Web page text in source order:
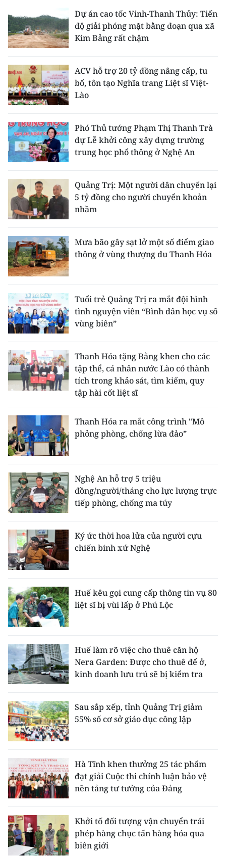
Dự án cao tốc Vinh-Thanh Thủy: Tiến
độ giải phóng mặt bằng đoạn qua xã
Kim Bảng rất chậm
ACV hỗ trợ 20 tỷ đồng nâng cấp, tu
bổ, tôn tạo Nghĩa trang Liệt sĩ Việt-
Lào
Phó Thủ tướng Phạm Thị Thanh Trà
dự Lễ khởi công xây dựng trường
trung học phổ thông ở Nghệ An
Quảng Trị: Một người dân chuyển lại
5 tỷ đồng cho người chuyển khoản
nhầm
Mưa bão gây sạt lở một số điểm giao
thông ở vùng thượng du Thanh Hóa
Tuổi trẻ Quảng Trị ra mắt đội hình
tình nguyện viên “Bình dân học vụ số
vùng biên”
Thanh Hóa tặng Bằng khen cho các
tập thể, cá nhân nước Lào có thành
tích trong khảo sát, tìm kiếm, quy
tập hài cốt liệt sĩ
Thanh Hóa ra mắt công trình "Mô
phỏng phòng, chống lừa đảo”
Nghệ An hỗ trợ 5 triệu
đồng/người/tháng cho lực lượng trực
tiếp phòng, chống ma túy
Ký ức thời hoa lửa của người cựu
chiến binh xứ Nghệ
Huế kêu gọi cung cấp thông tin vụ 80
liệt sĩ bị vùi lấp ở Phú Lộc
Huế làm rõ việc cho thuê căn hộ
Nera Garden: Được cho thuê để ở,
kinh doanh lưu trú sẽ bị kiểm tra
Sau sắp xếp, tỉnh Quảng Trị giảm
55% số cơ sở giáo dục công lập
Hà Tĩnh khen thưởng 25 tác phẩm
đạt giải Cuộc thi chính luận bảo vệ
nền tảng tư tưởng của Đảng
Khởi tố đối tượng vận chuyển trái
phép hàng chục tấn hàng hóa qua
biên giới